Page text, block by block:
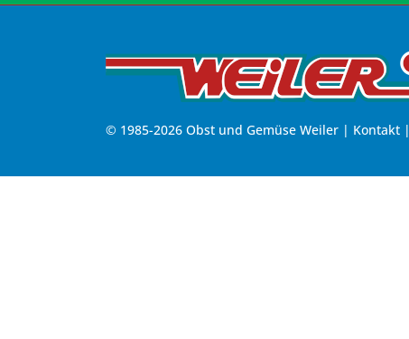
© 1985-2026 Obst und Gemüse Weiler | Kontakt |